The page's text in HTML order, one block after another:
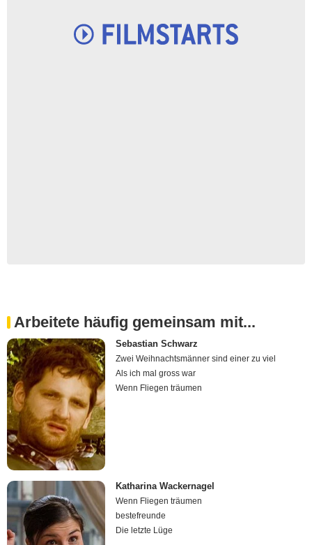
Arbeitete häufig gemeinsam mit...
Sebastian Schwarz
Zwei Weihnachtsmänner sind einer zu viel
Als ich mal gross war
Wenn Fliegen träumen
Katharina Wackernagel
Wenn Fliegen träumen
bestefreunde
Die letzte Lüge